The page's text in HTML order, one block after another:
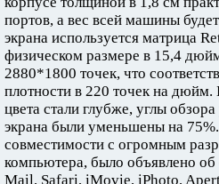
портов, а вес всей машины
экрана используется матрица
физическом размере в 15,4
2880*1800 точек, что
плотности в 220 точек на дюйм.
цвета стали глубже, углы
экрана были уменьшены на
совместимости с огромным
компьютера, было объявлено
Mail, Safari, iMovie, iPhoto,